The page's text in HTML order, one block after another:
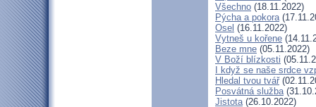
Všechno (18.11.2022)
Pýcha a pokora
Osel (16.11.2022)
Vytneš u kořene
Beze mne (05.11.2022)
V Boží blízkosti
I když se naše srdce
Hledal tvou tvář
Posvátná služba
Jistota(26.10.2022)